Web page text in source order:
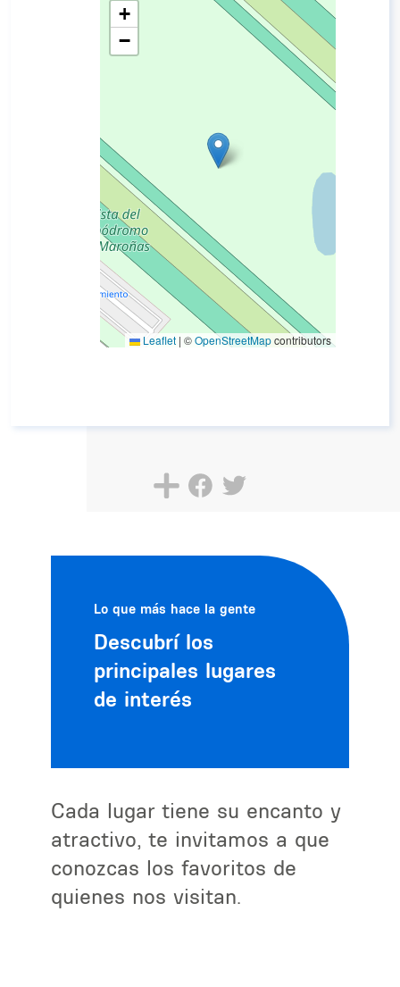
+
−
Leaflet | ©OpenStreetMapcontributors
Lo que más hace la gente
Descubrí los
principales lugares
de interés
Cada lugar tiene su encanto y
atractivo, te invitamos a que
conozcas los favoritos de
quienes nos visitan.